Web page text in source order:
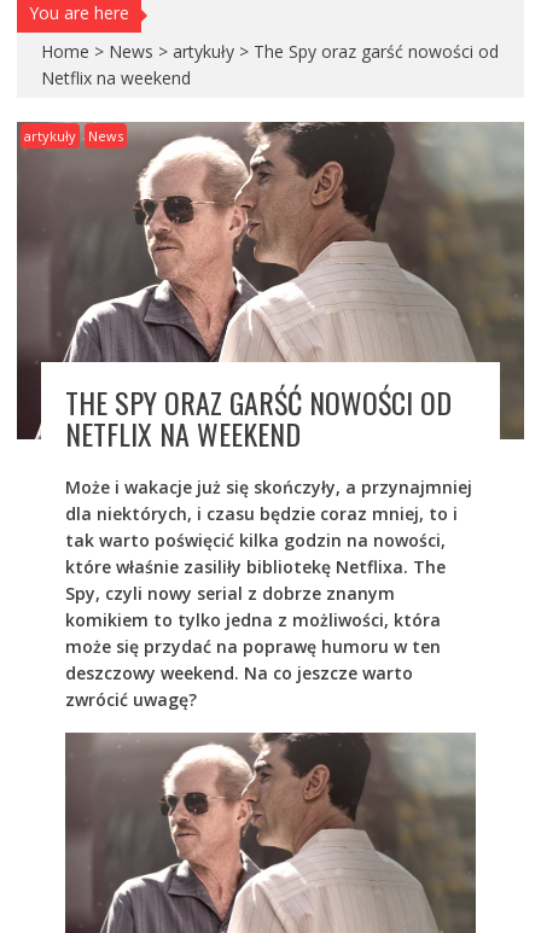
You are here
Home > News > artykuły > The Spy oraz garść nowości od
Netflix na weekend
artykuły News
THE SPY ORAZ GARŚĆ NOWOŚCI OD
NETFLIX NA WEEKEND
Może i wakacje już się skończyły, a przynajmniej
dla niektórych, i czasu będzie coraz mniej, to i
tak warto poświęcić kilka godzin na nowości,
które właśnie zasiliły bibliotekę Netflixa. The
Spy, czyli nowy serial z dobrze znanym
komikiem to tylko jedna z możliwości, która
może się przydać na poprawę humoru w ten
deszczowy weekend. Na co jeszcze warto
zwrócić uwagę?